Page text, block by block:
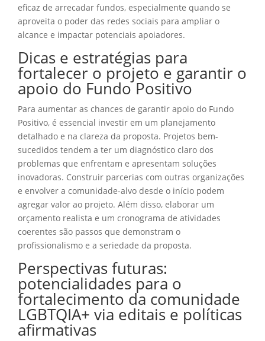
eficaz de arrecadar fundos, especialmente quando se
aproveita o poder das redes sociais para ampliar o
alcance e impactar potenciais apoiadores.
Dicas e estratégias para
fortalecer o projeto e garantir o
apoio do Fundo Positivo
Para aumentar as chances de garantir apoio do Fundo
Positivo, é essencial investir em um planejamento
detalhado e na clareza da proposta. Projetos bem-
sucedidos tendem a ter um diagnóstico claro dos
problemas que enfrentam e apresentam soluções
inovadoras. Construir parcerias com outras organizações
e envolver a comunidade-alvo desde o início podem
agregar valor ao projeto. Além disso, elaborar um
orçamento realista e um cronograma de atividades
coerentes são passos que demonstram o
profissionalismo e a seriedade da proposta.
Perspectivas futuras:
potencialidades para o
fortalecimento da comunidade
LGBTQIA+ via editais e políticas
afirmativas